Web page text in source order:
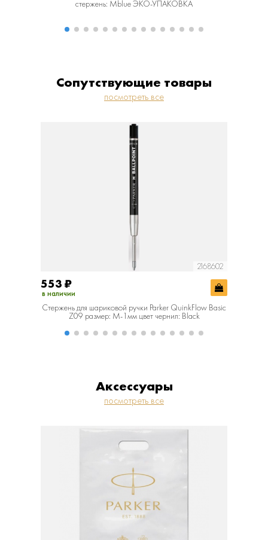
стержень: Mblue ЭКО-УПАКОВКА
Сопутствующие товары
посмотреть все
2168602
553 ₽
в наличии
Стержень для шариковой ручки Parker QuinkFlow Basic
Z09 размер: M-1мм цвет чернил: Black
Аксессуары
посмотреть все